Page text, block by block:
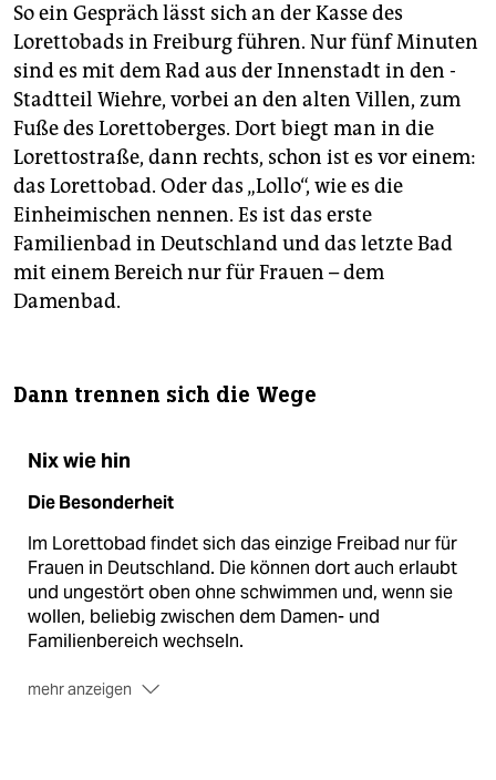
So ein Gespräch lässt sich an der Kasse des
Lorettobads in Freiburg führen. Nur fünf Minuten
sind es mit dem Rad aus der Innenstadt in den ­
Stadtteil Wiehre, vorbei an den alten Villen, zum
Fuße des Lorettoberges. Dort biegt man in die
Lorettostraße, dann rechts, schon ist es vor einem:
das Lorettobad. Oder das „Lollo“, wie es die
Einheimischen nennen. Es ist das erste
Familienbad in Deutschland und das letzte Bad
mit einem Bereich nur für Frauen – dem
Damenbad.
Dann trennen sich die Wege
Nix wie hin
Die Besonderheit
Im Lorettobad findet sich das einzige Freibad nur für
Frauen in Deutschland. Die können dort auch erlaubt
und ungestört oben ohne schwimmen und, wenn sie
wollen, beliebig zwischen dem Damen- und
Familienbereich wechseln.
mehr anzeigen